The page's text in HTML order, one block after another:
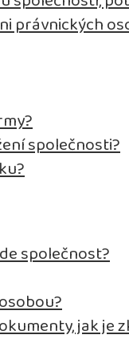
společnosti?
společnost?
jak je